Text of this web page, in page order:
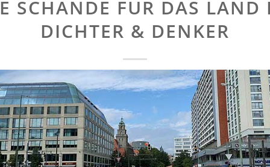
SCHANDE FÜR DAS LAND
DICHTER & DENKER